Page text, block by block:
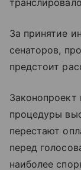
За принятие
сенаторов,
предстоит
Законопроект
процедуры
перестают
перед
наиболее